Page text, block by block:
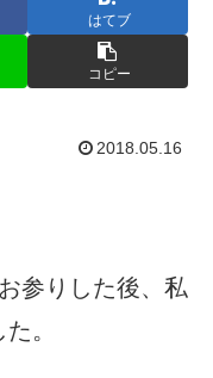
はてブ
コピー
2018.05.16
参りした後、私
。